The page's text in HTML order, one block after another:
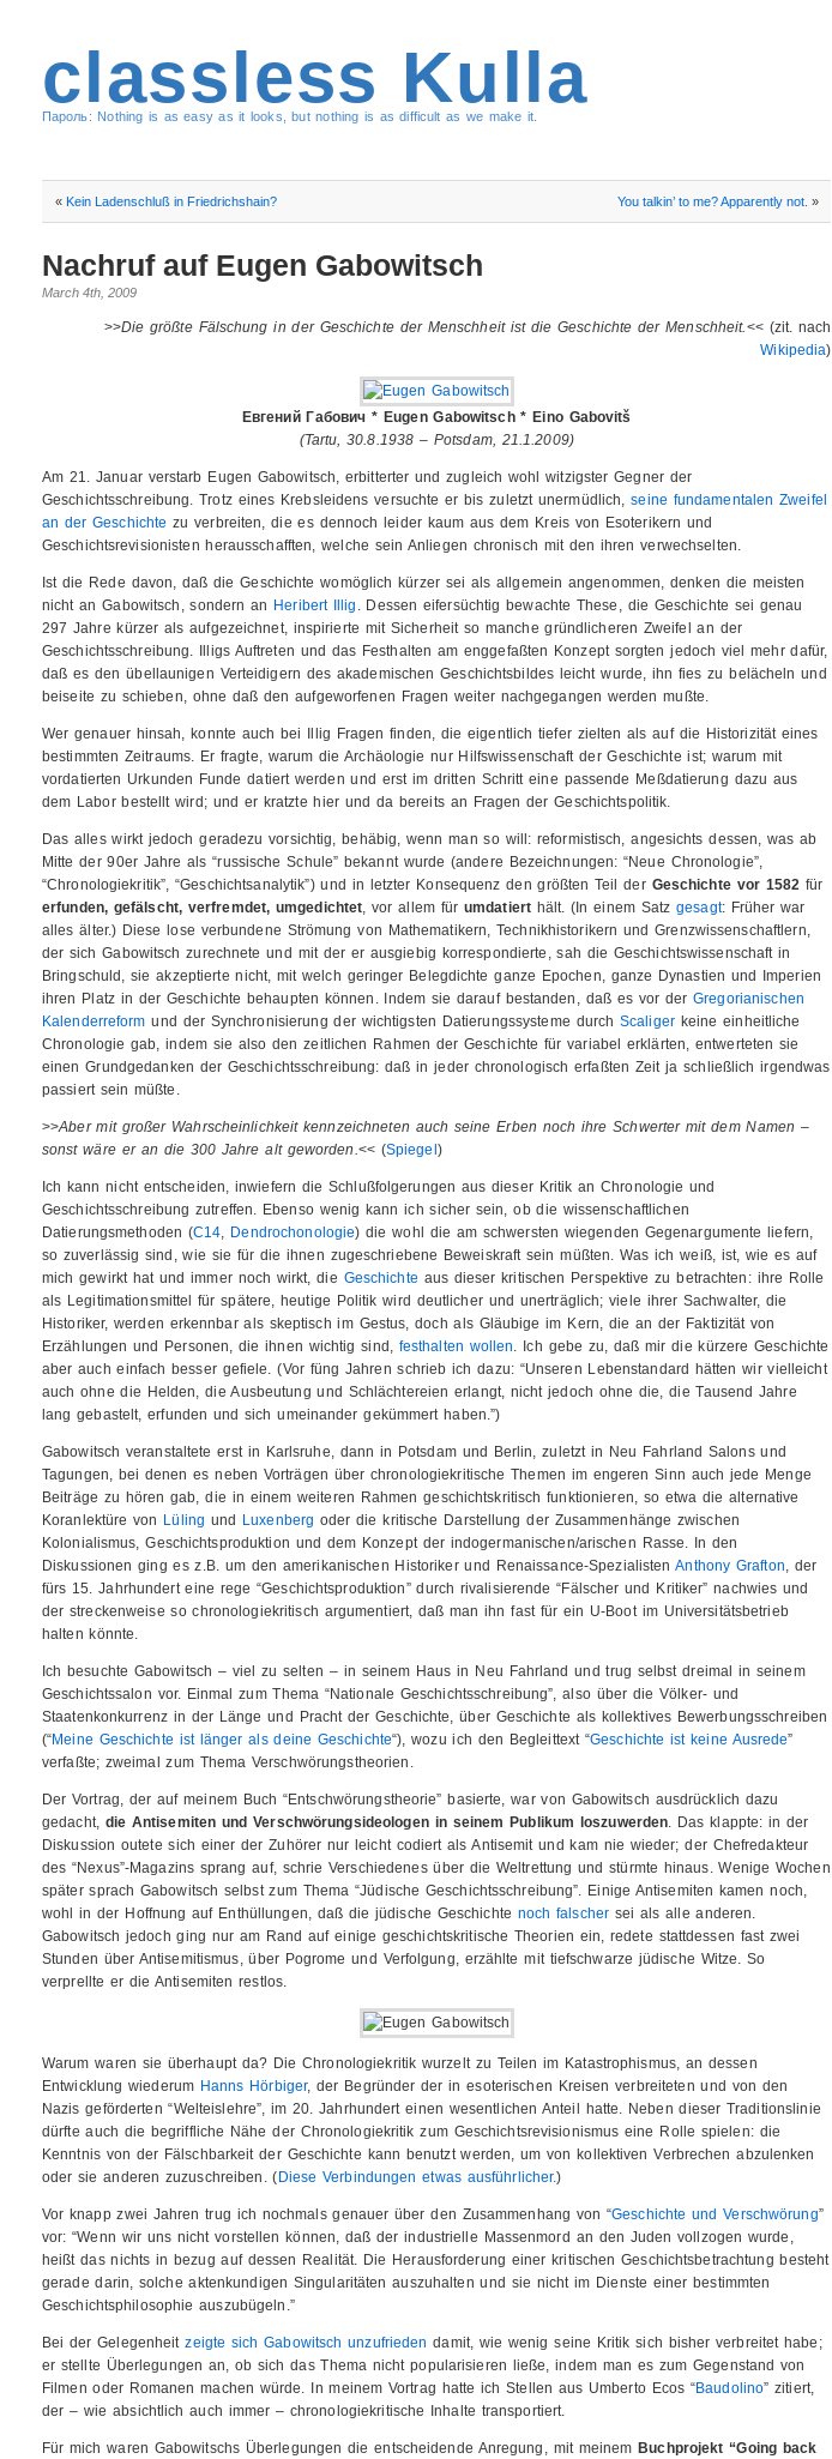
classless Kulla
Пароль: Nothing is as easy as it looks, but nothing is as difficult as we make it.
« Kein Ladenschluß in Friedrichshain? You talkin’ to me? Apparently not. »
Nachruf auf Eugen Gabowitsch
March 4th, 2009
>>Die größte Fälschung in der Geschichte der Menschheit ist die Geschichte der Menschheit.<< (zit. nach
Wikipedia)
Евгений Габович * Eugen Gabowitsch * Eino Gabovitš
(Tartu, 30.8.1938 – Potsdam, 21.1.2009)
Am 21. Januar verstarb Eugen Gabowitsch, erbitterter und zugleich wohl witzigster Gegner der
Geschichtsschreibung. Trotz eines Krebsleidens versuchte er bis zuletzt unermüdlich,seine fundamentalen Zweifel
an der Geschichte zu verbreiten, die es dennoch leider kaum aus dem Kreis von Esoterikern und
Geschichtsrevisionisten herausschafften, welche sein Anliegen chronisch mit den ihren verwechselten.
Ist die Rede davon, daß die Geschichte womöglich kürzer sei als allgemein angenommen, denken die meisten
nicht an Gabowitsch, sondern an Heribert Illig . Dessen eifersüchtig bewachte These, die Geschichte sei genau
297 Jahre kürzer als aufgezeichnet, inspirierte mit Sicherheit so manche gründlicheren Zweifel an der
Geschichtsschreibung. Illigs Auftreten und das Festhalten am enggefaßten Konzept sorgten jedoch viel mehr dafür,
daß es den übellaunigen Verteidigern des akademischen Geschichtsbildes leicht wurde, ihn fies zu belächeln und
beiseite zu schieben, ohne daß den aufgeworfenen Fragen weiter nachgegangen werden mußte.
Wer genauer hinsah, konnte auch bei Illig Fragen finden, die eigentlich tiefer zielten als auf die Historizität eines
bestimmten Zeitraums. Er fragte, warum die Archäologie nur Hilfswissenschaft der Geschichte ist; warum mit
vordatierten Urkunden Funde datiert werden und erst im dritten Schritt eine passende Meßdatierung dazu aus
dem Labor bestellt wird; und er kratzte hier und da bereits an Fragen der Geschichtspolitik.
Das alles wirkt jedoch geradezu vorsichtig, behäbig, wenn man so will: reformistisch, angesichts dessen, was ab
Mitte der 90er Jahre als “russische Schule” bekannt wurde (andere Bezeichnungen: “Neue Chronologie”,
“Chronologiekritik”, “Geschichtsanalytik”) und in letzter Konsequenz den größten Teil der Geschichte vor 1582 für
erfunden, gefälscht, verfremdet, umgedichtet, vor allem für umdatiert hält. (In einem Satzgesagt: Früher war
alles älter.) Diese lose verbundene Strömung von Mathematikern, Technikhistorikern und Grenzwissenschaftlern,
der sich Gabowitsch zurechnete und mit der er ausgiebig korrespondierte, sah die Geschichtswissenschaft in
Bringschuld, sie akzeptierte nicht, mit welch geringer Belegdichte ganze Epochen, ganze Dynastien und Imperien
ihren Platz in der Geschichte behaupten können. Indem sie darauf bestanden, daß es vor derGregorianischen
Kalenderreform und der Synchronisierung der wichtigsten Datierungssysteme durch Scaligerkeine einheitliche
Chronologie gab, indem sie also den zeitlichen Rahmen der Geschichte für variabel erklärten, entwerteten sie
einen Grundgedanken der Geschichtsschreibung: daß in jeder chronologisch erfaßten Zeit ja schließlich irgendwas
passiert sein müßte.
>>Aber mit großer Wahrscheinlichkeit kennzeichneten auch seine Erben noch ihre Schwerter mit dem Namen –
sonst wäre er an die 300 Jahre alt geworden.<< (Spiegel )
Ich kann nicht entscheiden, inwiefern die Schlußfolgerungen aus dieser Kritik an Chronologie und
Geschichtsschreibung zutreffen. Ebenso wenig kann ich sicher sein, ob die wissenschaftlichen
Datierungsmethoden (C14, Dendrochonologie) die wohl die am schwersten wiegenden Gegenargumente liefern,
so zuverlässig sind, wie sie für die ihnen zugeschriebene Beweiskraft sein müßten. Was ich weiß, ist, wie es auf
mich gewirkt hat und immer noch wirkt, die Geschichte aus dieser kritischen Perspektive zu betrachten: ihre Rolle
als Legitimationsmittel für spätere, heutige Politik wird deutlicher und unerträglich; viele ihrer Sachwalter, die
Historiker, werden erkennbar als skeptisch im Gestus, doch als Gläubige im Kern, die an der Faktizität von
Erzählungen und Personen, die ihnen wichtig sind, festhalten wollen. Ich gebe zu, daß mir die kürzere Geschichte
aber auch einfach besser gefiele. (Vor füng Jahren schrieb ich dazu: “Unseren Lebenstandard hätten wir vielleicht
auch ohne die Helden, die Ausbeutung und Schlächtereien erlangt, nicht jedoch ohne die, die Tausend Jahre
lang gebastelt, erfunden und sich umeinander gekümmert haben.”)
Gabowitsch veranstaltete erst in Karlsruhe, dann in Potsdam und Berlin, zuletzt in Neu Fahrland Salons und
Tagungen, bei denen es neben Vorträgen über chronologiekritische Themen im engeren Sinn auch jede Menge
Beiträge zu hören gab, die in einem weiteren Rahmen geschichtskritisch funktionieren, so etwa die alternative
Koranlektüre von Lüling und Luxenberg oder die kritische Darstellung der Zusammenhänge zwischen
Kolonialismus, Geschichtsproduktion und dem Konzept der indogermanischen/arischen Rasse. In den
Diskussionen ging es z.B. um den amerikanischen Historiker und Renaissance-SpezialistenAnthony Grafton, der
fürs 15. Jahrhundert eine rege “Geschichtsproduktion” durch rivalisierende “Fälscher und Kritiker” nachwies und
der streckenweise so chronologiekritisch argumentiert, daß man ihn fast für ein U-Boot im Universitätsbetrieb
halten könnte.
Ich besuchte Gabowitsch – viel zu selten – in seinem Haus in Neu Fahrland und trug selbst dreimal in seinem
Geschichtssalon vor. Einmal zum Thema “Nationale Geschichtsschreibung”, also über die Völker- und
Staatenkonkurrenz in der Länge und Pracht der Geschichte, über Geschichte als kollektives Bewerbungsschreiben
(“Meine Geschichte ist länger als deine Geschichte“), wozu ich den Begleittext “Geschichte ist keine Ausrede”
verfaßte; zweimal zum Thema Verschwörungstheorien.
Der Vortrag, der auf meinem Buch “Entschwörungstheorie” basierte, war von Gabowitsch ausdrücklich dazu
gedacht, die Antisemiten und Verschwörungsideologen in seinem Publikum loszuwerden. Das klappte: in der
Diskussion outete sich einer der Zuhörer nur leicht codiert als Antisemit und kam nie wieder; der Chefredakteur
des “Nexus”-Magazins sprang auf, schrie Verschiedenes über die Weltrettung und stürmte hinaus. Wenige Wochen
später sprach Gabowitsch selbst zum Thema “Jüdische Geschichtsschreibung”. Einige Antisemiten kamen noch,
wohl in der Hoffnung auf Enthüllungen, daß die jüdische Geschichte noch falscher sei als alle anderen.
Gabowitsch jedoch ging nur am Rand auf einige geschichtskritische Theorien ein, redete stattdessen fast zwei
Stunden über Antisemitismus, über Pogrome und Verfolgung, erzählte mit tiefschwarze jüdische Witze. So
verprellte er die Antisemiten restlos.
Warum waren sie überhaupt da? Die Chronologiekritik wurzelt zu Teilen im Katastrophismus, an dessen
Entwicklung wiederum Hanns Hörbiger, der Begründer der in esoterischen Kreisen verbreiteten und von den
Nazis geförderten “Welteislehre”, im 20. Jahrhundert einen wesentlichen Anteil hatte. Neben dieser Traditionslinie
dürfte auch die begriffliche Nähe der Chronologiekritik zum Geschichtsrevisionismus eine Rolle spielen: die
Kenntnis von der Fälschbarkeit der Geschichte kann benutzt werden, um von kollektiven Verbrechen abzulenken
oder sie anderen zuzuschreiben. ( Diese Verbindungen etwas ausführlicher.)
Vor knapp zwei Jahren trug ich nochmals genauer über den Zusammenhang von “Geschichte und Verschwörung”
vor: “Wenn wir uns nicht vorstellen können, daß der industrielle Massenmord an den Juden vollzogen wurde,
heißt das nichts in bezug auf dessen Realität. Die Herausforderung einer kritischen Geschichtsbetrachtung besteht
gerade darin, solche aktenkundigen Singularitäten auszuhalten und sie nicht im Dienste einer bestimmten
Geschichtsphilosophie auszubügeln.”
Bei der Gelegenheitzeigte sich Gabowitsch unzufrieden damit, wie wenig seine Kritik sich bisher verbreitet habe;
er stellte Überlegungen an, ob sich das Thema nicht popularisieren ließe, indem man es zum Gegenstand von
Filmen oder Romanen machen würde. In meinem Vortrag hatte ich Stellen aus Umberto Ecos “Baudolino” zitiert,
der – wie absichtlich auch immer – chronologiekritische Inhalte transportiert.
Für mich waren Gabowitschs Überlegungen die entscheidende Anregung, mit meinem Buchprojekt “Going back